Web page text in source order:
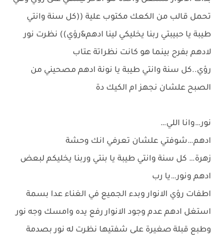
تحمل قالب من الكعك مكتوب علية ((كل سنة وانتي
طيبة يا حبيبتي ربنا يخليكي لينا ادهم&رؤي)) نظرت نور
لادهم بفرح بينما هو كانت نظراتة عتاب
رؤي..كل سنة وانتي طيبة يا نونة ادهم مصحيني من
الصبح علشان نجهز ام الكيك دة
نور…وانا اللي…
ادهم…شوفتي علشان تعرفي انك وحشة
زهرة… كل سنة وانتي طيبة يا بنتي وربنا يخليكم لبعض
ادهم ونور…يا رب
اطفات رؤي الانوار وبدء الجميع في الغناء عدا بسمة
استغل ادهم عدم وجود الانوار رفع يده وامسك وجه نور
وطبع قبلة صغيرة على شفتيها نظرت له نور بصدمة